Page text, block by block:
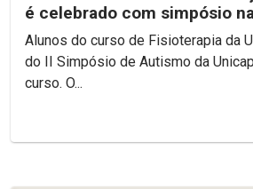
é celebrado com simpósio
Alunos do curso de Fisioterapia da
do II Simpósio de Autismo da
curso. O...